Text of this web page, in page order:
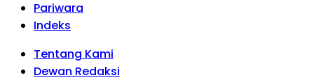
Pariwara
Indeks
Tentang Kami
Dewan Redaksi